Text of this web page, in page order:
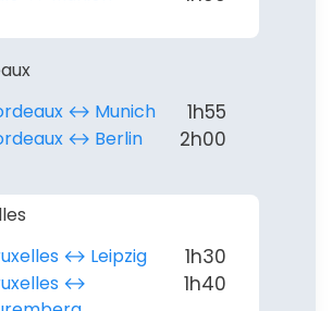
↔︎ Munich
1h55
↔︎ Berlin 2h00
↔︎ Leipzig
1h30
↔︎
1h40